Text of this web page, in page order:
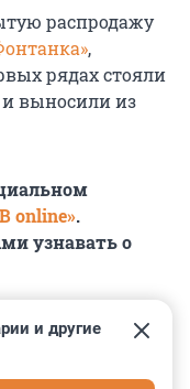
распродажу
,
рядах стояли
и выносили из
online».
узнавать о
и другие